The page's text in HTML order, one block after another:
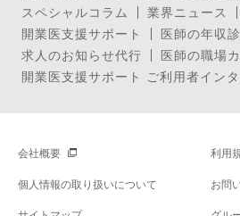
スペシャルコラム
業界ニュース
開業医支援サポート
医師の年収
求人のお知らせ代行
医師の職場
開業医支援サポート ご利用者イン
会社概要 利用
個人情報の取り扱いについて お問